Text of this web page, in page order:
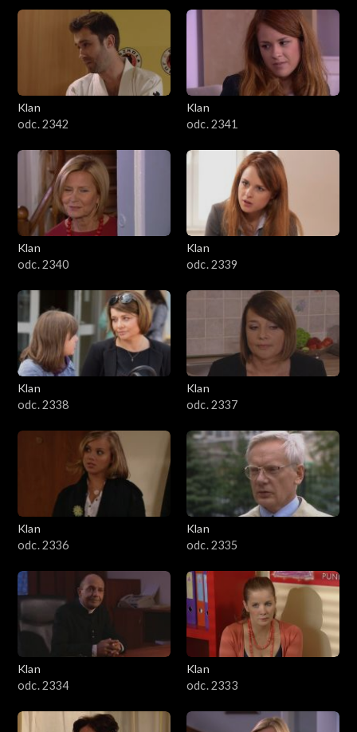
Klan
odc. 2342
Klan
odc. 2341
Klan
odc. 2340
Klan
odc. 2339
Klan
odc. 2338
Klan
odc. 2337
Klan
odc. 2336
Klan
odc. 2335
Klan
odc. 2334
Klan
odc. 2333